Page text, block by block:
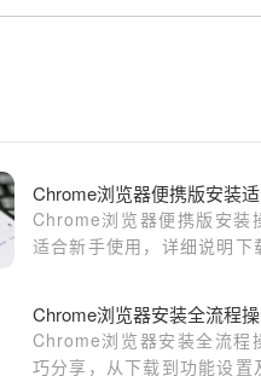
Chrome浏览器便携版安装
适合新手使用，详细说明下
快速上手便携版浏览器。
Chrome浏览器安装全流程
巧分享，从下载到功能设置